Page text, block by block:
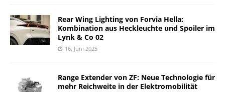
Rear Wing Lighting von Forvia Hella:
Kombination aus Heckleuchte und Spoiler im
Lynk & Co 02
16. Juni 2025
Range Extender von ZF: Neue Technologie für
mehr Reichweite in der Elektromobilität